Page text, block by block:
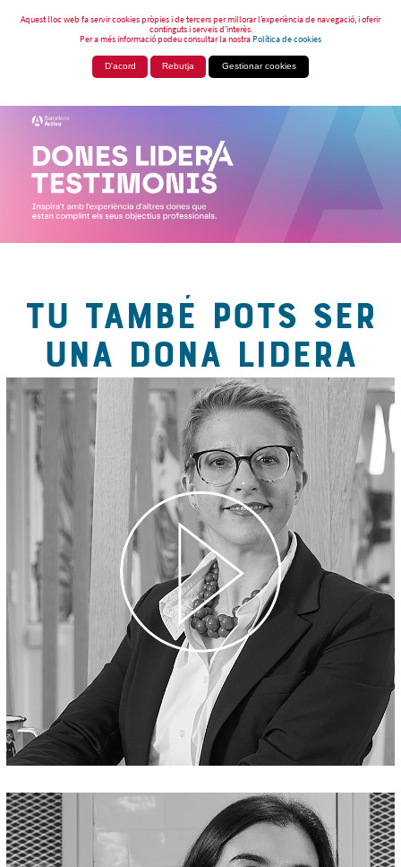
Aquest lloc web fa servir cookies pròpies i de tercers per millorar l’experiència de navegació, i oferir
continguts i serveis d’interès.
Per a més informació podeu consultar la nostraPolítica de cookies
D'acord Rebutja Gestionar cookies
TU TAMBÉ POTS SER
UNA DONA LIDERA